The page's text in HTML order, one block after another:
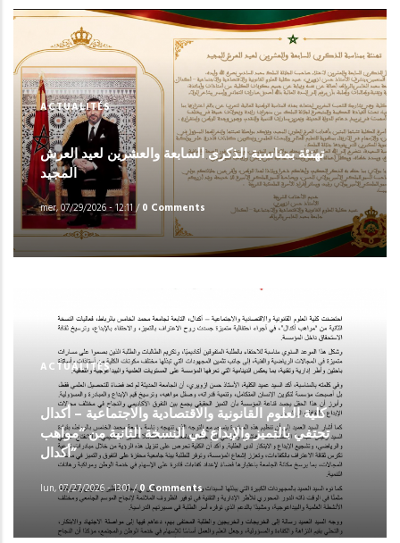
ACTUALITÉS
تهنئة بمناسبة الذكرى السابعة والعشرين لعيد العرش
المجيد
mer, 07/29/2026 - 12:11/0 Comments
ACTUALITÉS
كلية العلوم القانونية والاقتصادية والاجتماعية – أكدال
تحتفي بالتميز والإبداع في النسخة الثانية من “مواهب
أكدال”
lun, 07/27/2026 - 13:01/0 Comments